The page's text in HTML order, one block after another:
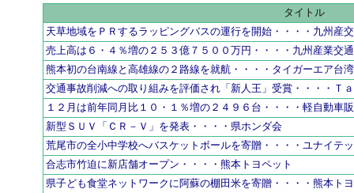
タイトル
天草地域をＰＲするラッピングバスの運行を開始・・・・九州産
売上高は６・４％増の２５３億７５００万円・・・・九州産業交
熊本初の台南線と高雄線の２路線を就航・・・・タイガーエア台湾
交通事故削減への取り組みを評価され「新人王」受賞・・・・Ｔ
１２月は前年同月比１０・１％増の２４９６台・・・・軽自動車
新型ＳＵＶ「ＣＲ－Ｖ」を発表・・・・県ホンダ会
荒尾市の全小中学校へバスケットボールを寄贈・・・・ユナイテ
合志市竹迫に新店舗オープン・・・・熊本トヨペット
県子ども食堂ネットワークに阿蘇の棚田米を寄贈・・・・熊本ト